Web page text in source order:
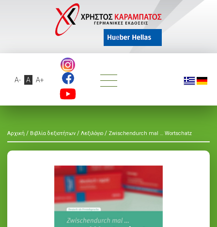
A- A A+
Αρχική / Βιβλία δεξιοτήτων / Λεξιλόγιο / Zwischendurch mal … Wortschatz